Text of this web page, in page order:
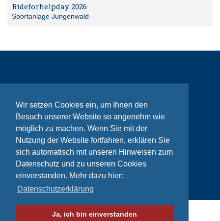
Wir setzen Cookies ein, um Ihnen den
Besuch unserer Website so angenehm wie
möglich zu machen. Wenn Sie mit der
Nutzung der Website fortfahren, erklären Sie
sich automatisch mit unseren Hinweisen zum
Datenschutz und zu unseren Cookies
einverstanden. Mehr dazu hier:
Datenschutzerklärung
Ja, ich bin einverstanden
Rideforhelpday 2026
Sportanlage Jungenwald
Kontakt
Impressum
Datenschutzhinweise
© Bikeaid 2026